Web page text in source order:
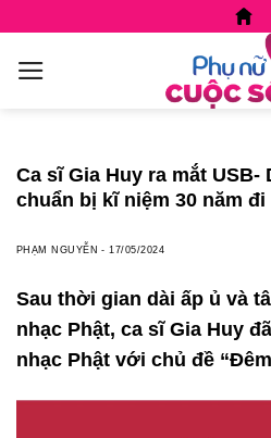
content
Ca sĩ Gia Huy ra mắt USB-
chuẩn bị kĩ niệm 30 năm đi
PHẠM NGUYỄN -17/05/2024
Sau thời gian dài ấp ủ và
nhạc Phật, ca sĩ Gia Huy
nhạc Phật với chủ đề